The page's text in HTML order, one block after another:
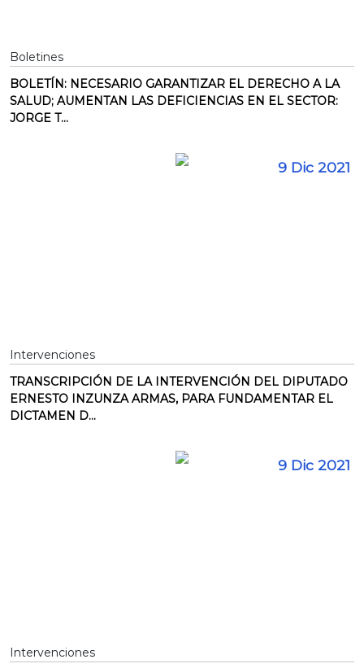
Boletines
BOLETÍN: NECESARIO GARANTIZAR EL DERECHO A LA
SALUD; AUMENTAN LAS DEFICIENCIAS EN EL SECTOR:
JORGE T...
9 Dic 2021
Intervenciones
TRANSCRIPCIÓN DE LA INTERVENCIÓN DEL DIPUTADO
ERNESTO INZUNZA ARMAS, PARA FUNDAMENTAR EL
DICTAMEN D...
9 Dic 2021
Intervenciones